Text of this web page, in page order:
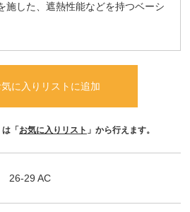
施した、遮熱性能などを持つベーシ
気に入りリストに追加
「 お気に入りリスト 」から行えます。
26-29 AC